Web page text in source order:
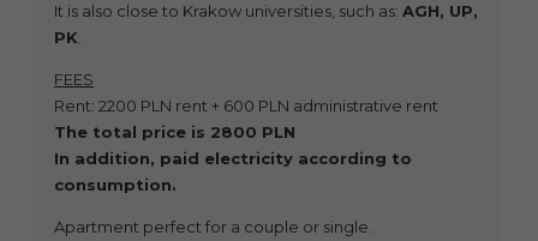
It is also close to Krakow universities, such as: AGH, UP,
PK
FEES
Rent: 2200 PLN rent + 600 PLN administrative rent
The total price is 2800 PLN
In addition, paid electricity according to
consumption.
Apartment perfect for a couple or single.